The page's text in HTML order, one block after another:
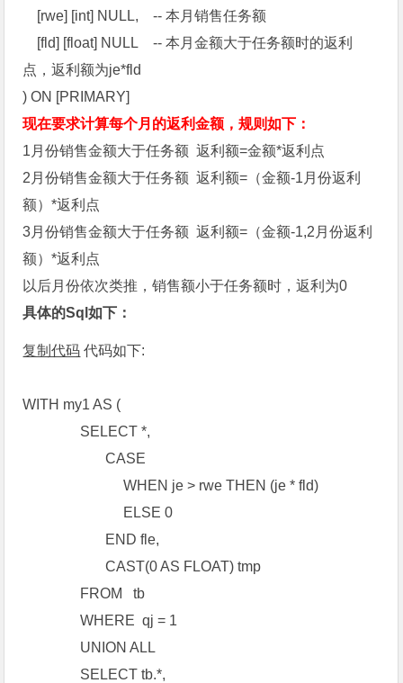
[rwe] [int] NULL, -- 本月销售任务额
[fld] [float] NULL -- 本月金额大于任务额时的返利
点，返利额为je*fld
) ON [PRIMARY]
现在要求计算每个月的返利金额，规则如下：
1月份销售金额大于任务额 返利额=金额*返利点
2月份销售金额大于任务额 返利额=（金额-1月份返利
额）*返利点
3月份销售金额大于任务额 返利额=（金额-1,2月份返利
额）*返利点
以后月份依次类推，销售额小于任务额时，返利为0
具体的Sql如下：
复制代码 代码如下:
WITH my1 AS (
SELECT *,
CASE
WHEN je > rwe THEN (je * fld)
ELSE 0
END fle,
CAST(0 AS FLOAT) tmp
FROM tb
WHERE qj = 1
UNION ALL
SELECT tb.*,